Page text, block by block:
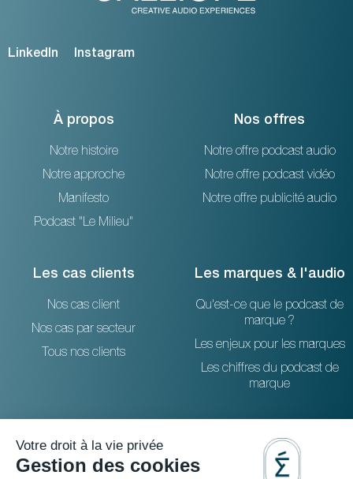
LinkedIn Instagram
À propos
Notre histoire
Notre approche
Manifesto
Podcast "Le Milieu"
Nos offres
Notre offre podcast audio
Notre offre podcast vidéo
Notre offre publicité audio
Les cas clients
Nos cas client
Nos cas par secteur
Tous nos clients
Les marques & l'audio
Qu'est-ce que le podcast de
marque ?
Les enjeux pour les marques
Les chiffres du podcast de
marque
Ressources
Le blog
Contactez-nous
36 rue Emeriau - PARIS 15